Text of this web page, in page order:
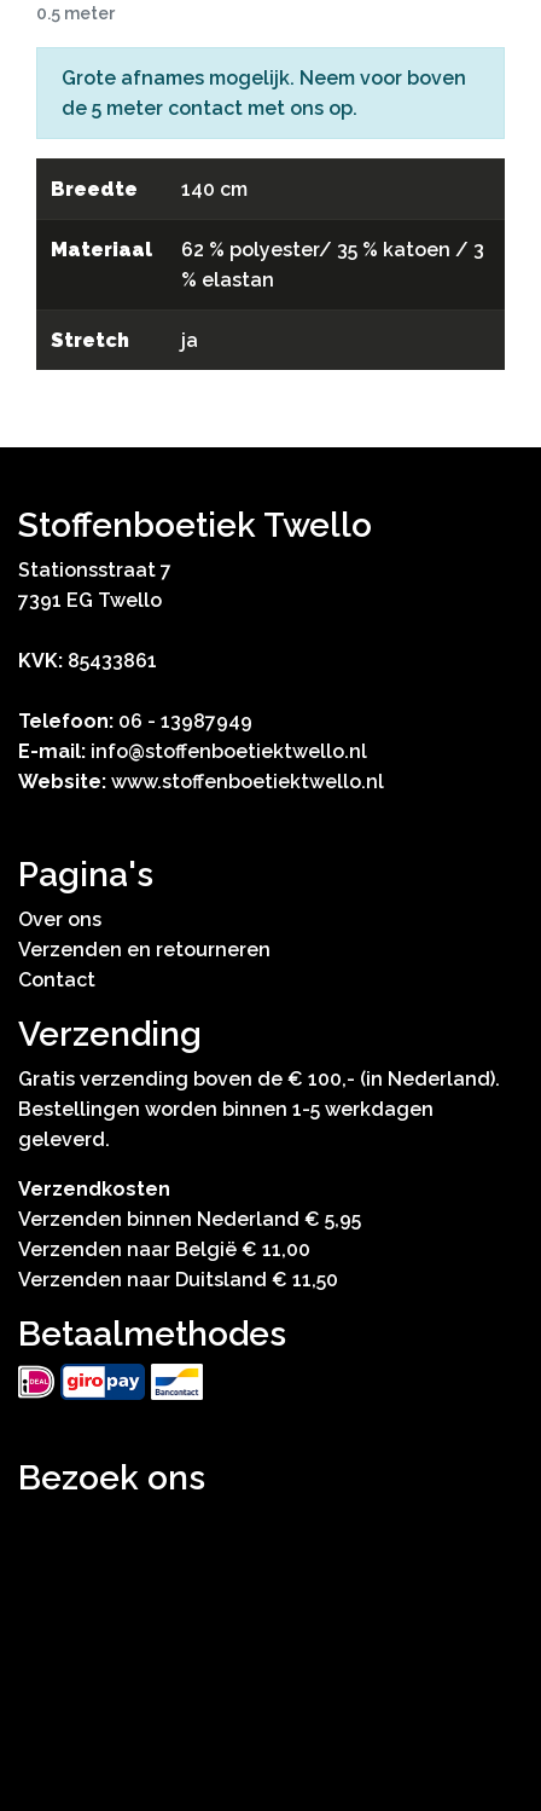
0.5 meter
Grote afnames mogelijk. Neem voor boven
de 5 meter contact met ons op.
Breedte 140 cm
Materiaal
62 % polyester/ 35 % katoen / 3
% elastan
Stretch ja
Stoffenboetiek Twello
Stationsstraat 7
7391 EG Twello
KVK: 85433861
Telefoon: 06 - 13987949
E-mail: info@stoffenboetiektwello.nl
Website: www.stoffenboetiektwello.nl
Pagina's
Over ons
Verzenden en retourneren
Contact
Verzending
Gratis verzending boven de € 100,- (in Nederland).
Bestellingen worden binnen 1-5 werkdagen
geleverd.
Verzendkosten
Verzenden binnen Nederland € 5,95
Verzenden naar België € 11,00
Verzenden naar Duitsland € 11,50
Betaalmethodes
Bezoek ons